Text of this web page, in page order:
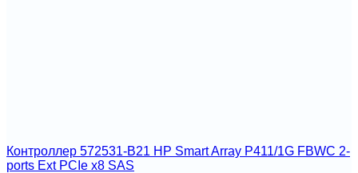
Контроллер 572531-B21 HP Smart Array P411/1G FBWC 2-
ports Ext PCIe x8 SAS